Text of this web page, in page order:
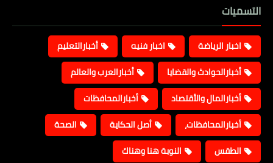
التسميات
اخبار الرياضة اخبار فنيه
أخبارالتعليم
أخبارالحوادث والقضايا
أخبارالعرب والعالم
أخبارالمال والأقتصاد
أخبارالمحافظات
أخبارالمحافظات،
أصل الحكاية
الصحة
الطقس
النوبة هنا وهناك